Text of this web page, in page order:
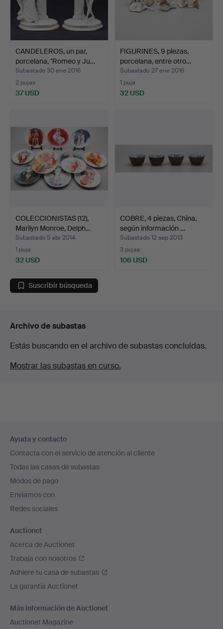
CANDELEROS, un par,
porcelana, "Romeo y Ju…
Subastado 30 ene 2016
2 pujas
37 USD
FIGURINES, 9 piezas,
porcelana, entre otro…
Subastado 27 ene 2016
1 puja
32 USD
COLECCIONISTAS (12),
Marilyn Monroe, Delph…
Subastado 5 abr 2014
1 puja
32 USD
COBRE, 4 piezas, China,
según información …
Subastado 12 sep 2013
3 pujas
106 USD
Suscribir búsqueda
Archivo de subastas
Estás buscando en el archivo de subastas concluidas.
Mostrar las subastas en curso.
en
el
pie
de
página
Ayuda y contacto
Contacta con el servicio de atención al cliente
Todas las casas de subastas
Modos de pago
Enviamos con
Redes sociales
Auctionet
Acerca de Auctionet
Trabaja con nosotros
Adhiere tu casa de subastas
La garantía Auctionet
Más información de Auctionet
Auctionet Magazine